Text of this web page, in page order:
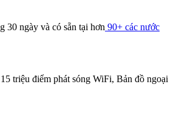
30 ngày và có sẵn tại hơn 90+ các nước
triệu điểm phát sóng WiFi, Bản đồ ngoại